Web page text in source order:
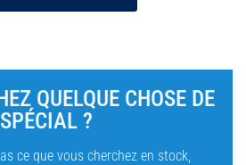
QUELQUE CHOSE DE
SPÉCIAL ?
ce que vous cherchez en stock,